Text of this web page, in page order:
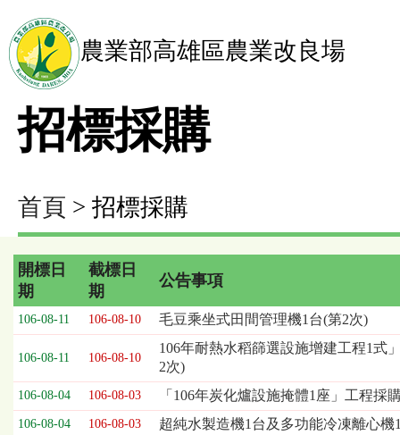
農業部高雄區農業改良場
招標採購
首頁 > 招標採購
招
標
採
列
表，
欄
開標日
期
截標日
期
公告事項
106-08-11 106-08-10 毛豆乘坐式田間管理機1台(第2次)
106-08-11 106-08-10
106年耐熱水稻篩選設施增建工程1式
2次)
106-08-04 106-08-03 「106年炭化爐設施掩體1座」工程採
106-08-04 106-08-03 超純水製造機1台及多功能冷凍離心機